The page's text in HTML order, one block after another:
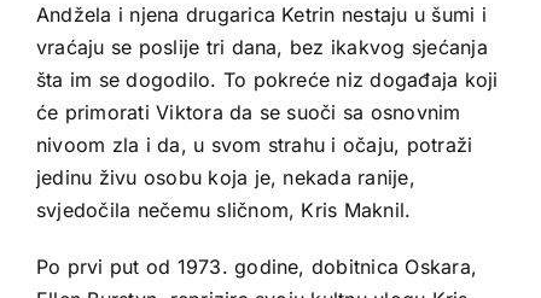
Andžela i njena drugarica Ketrin nestaju u šumi i
vraćaju se poslije tri dana, bez ikakvog sjećanja
šta im se dogodilo. To pokreće niz događaja koji
će primorati Viktora da se suoči sa osnovnim
nivoom zla i da, u svom strahu i očaju, potraži
jedinu živu osobu koja je, nekada ranije,
svjedočila nečemu sličnom, Kris Maknil.
Po prvi put od 1973. godine, dobitnica Oskara,